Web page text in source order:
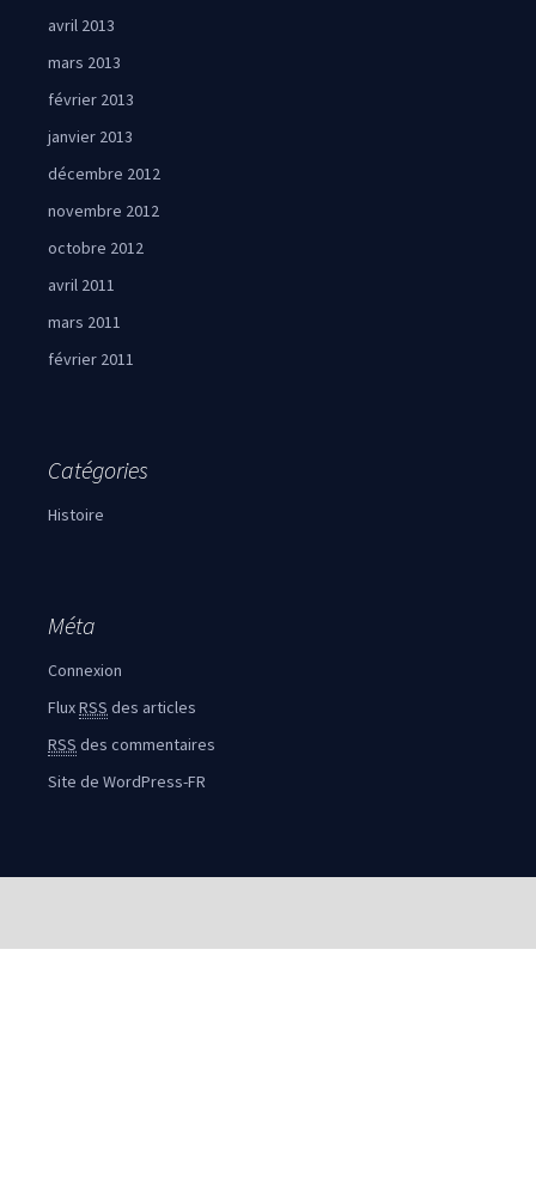
avril 2013
mars 2013
février 2013
janvier 2013
décembre 2012
novembre 2012
octobre 2012
avril 2011
mars 2011
février 2011
Catégories
Histoire
Méta
Connexion
FluxRSS des articles
RSS des commentaires
Site de WordPress-FR